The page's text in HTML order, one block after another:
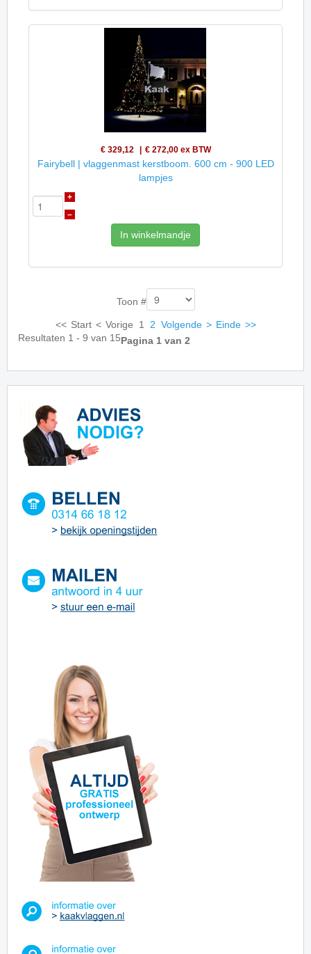
€ 329,12 € 272,00 ex BTW
Fairybell | vlaggenmast kerstboom. 600 cm - 900 LED
lampjes
+
–
In winkelmandje
Toon #
<< Start < Vorige 1 2 Volgende > Einde >>
Pagina 1 van 2
Resultaten 1 - 9 van 15